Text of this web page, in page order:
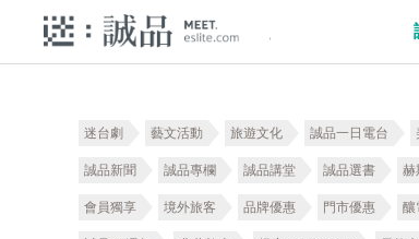
迷台劇 藝文活動 旅遊文化 誠品一日電台
誠品新聞 誠品專欄 誠品講堂 誠品選書 赫
會員獨享 境外旅客 品牌優惠 門市優惠 釀